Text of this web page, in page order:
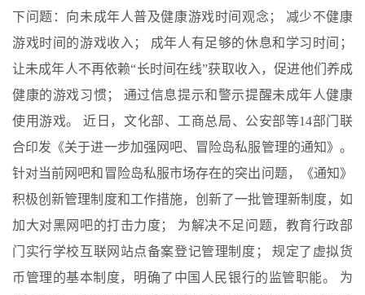
下问题：向未成年人普及健康游戏时间观念； 减少不健康
游戏时间的游戏收入； 成年人有足够的休息和学习时间；
让未成年人不再依赖“长时间在线”获取收入，促进他们养成
健康的游戏习惯； 通过信息提示和警示提醒未成年人健康
使用游戏。 近日，文化部、工商总局、公安部等14部门联
合印发《关于进一步加强网吧、冒险岛私服管理的通知》。
针对当前网吧和冒险岛私服市场存在的突出问题，《通知》
积极创新管理制度和工作措施，创新了一批管理新制度，如
加大对黑网吧的打击力度； 为解决不足问题，教育行政部
门实行学校互联网站点备案登记管理制度； 规定了虚拟货
币管理的基本制度，明确了中国人民银行的监管职能。 为